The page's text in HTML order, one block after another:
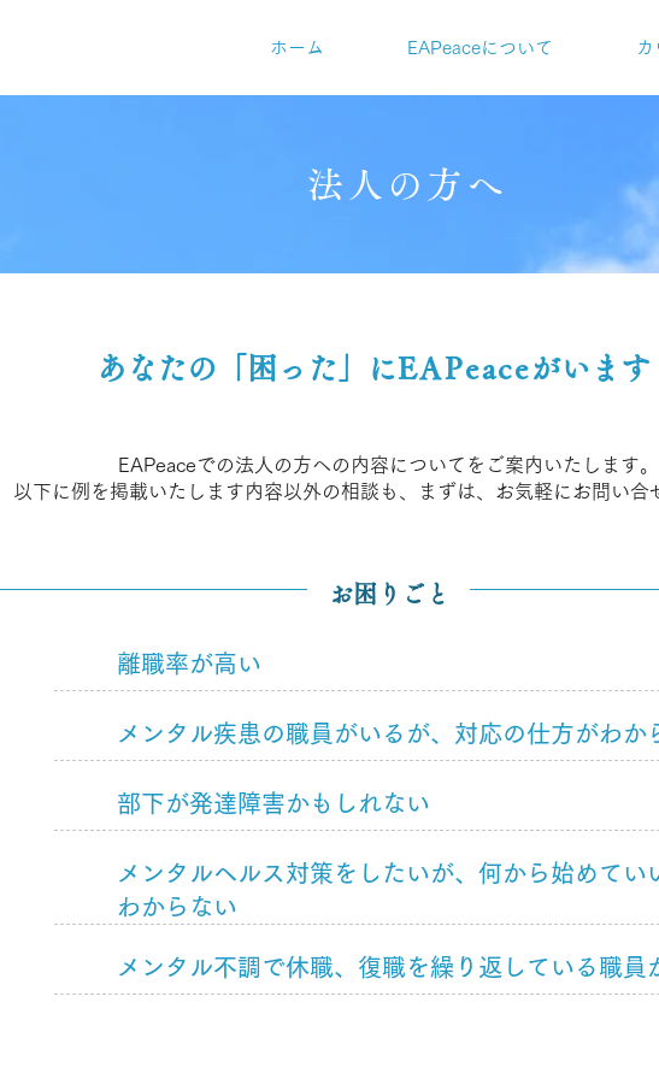
ホーム EAPeaceについて カ
法人の方へ
あなたの「困った」にEAPeaceがいます
EAPeaceでの法人の方への内容についてをご案内いたします。
以下に例を掲載いたします内容以外の相談も、まずは、お気軽にお問い合
お困りごと
離職率が高い
メンタル疾患の職員がいるが、対応の仕方がわか
部下が発達障害かもしれない
メンタルヘルス対策をしたいが、何から始めてい
わからない
メンタル不調で休職、復職を繰り返している職員